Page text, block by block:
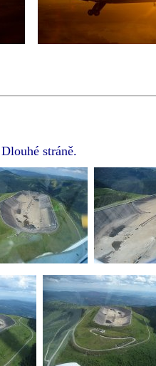
stráně.